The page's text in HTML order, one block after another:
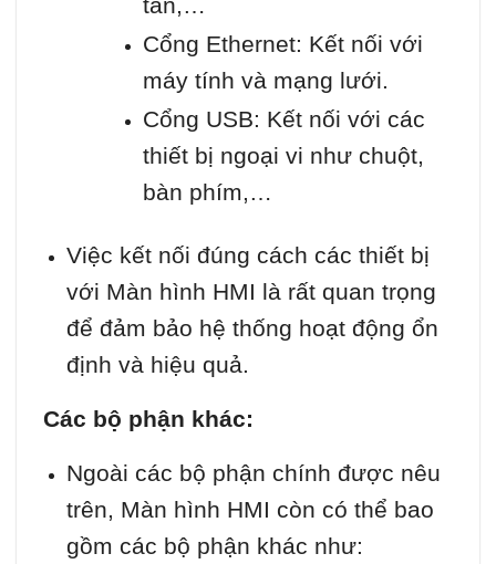
Cổng Ethernet: Kết nối với
máy tính và mạng lưới.
Cổng USB: Kết nối với các
thiết bị ngoại vi như chuột,
bàn phím,…
Việc kết nối đúng cách các thiết bị
với Màn hình HMI là rất quan trọng
để đảm bảo hệ thống hoạt động ổn
định và hiệu quả.
Các bộ phận khác:
Ngoài các bộ phận chính được nêu
trên, Màn hình HMI còn có thể bao
gồm các bộ phận khác như: